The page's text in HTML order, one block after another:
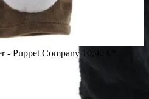
- Puppet Company 10,90 €*